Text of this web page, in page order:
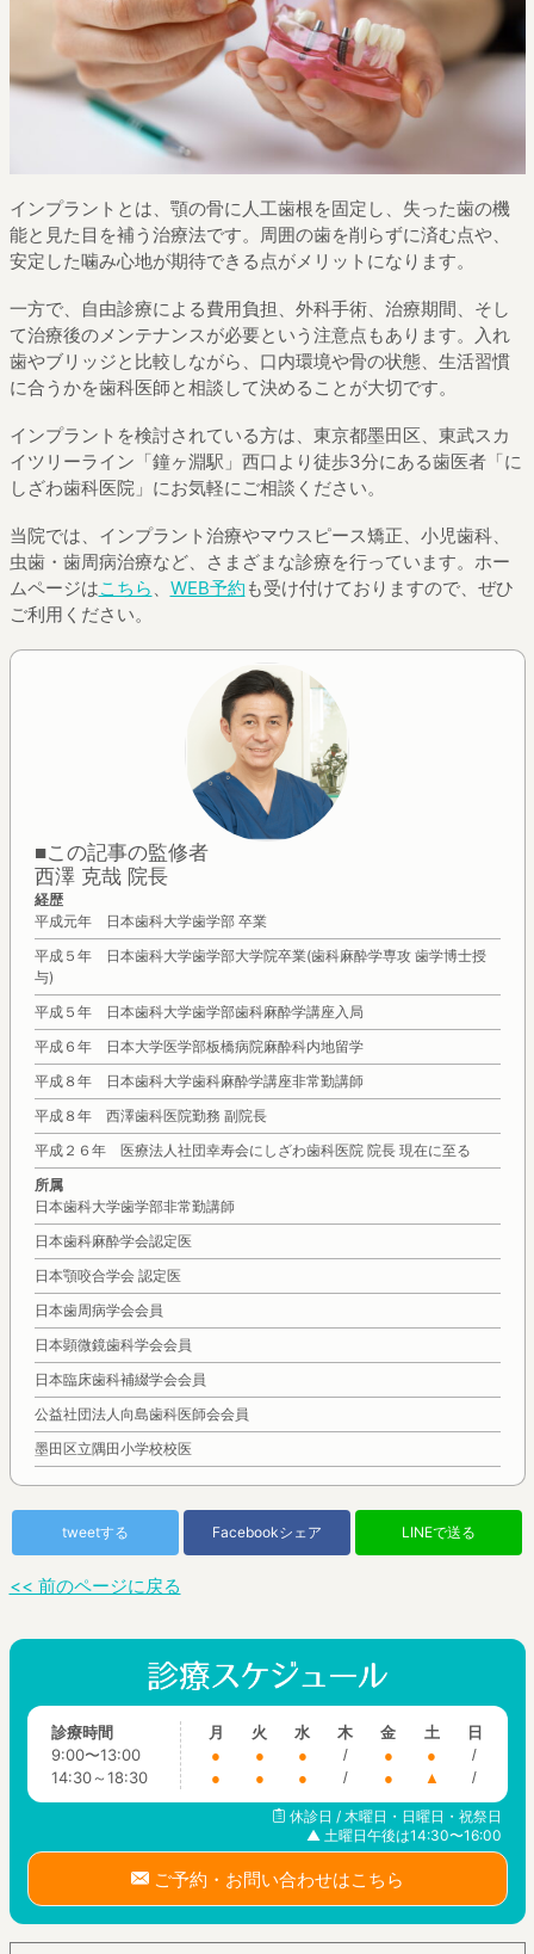
インプラントとは、顎の骨に人工歯根を固定し、失った歯の機
能と見た目を補う治療法です。周囲の歯を削らずに済む点や、
安定した噛み心地が期待できる点がメリットになります。
一方で、自由診療による費用負担、外科手術、治療期間、そし
て治療後のメンテナンスが必要という注意点もあります。入れ
歯やブリッジと比較しながら、口内環境や骨の状態、生活習慣
に合うかを歯科医師と相談して決めることが大切です。
インプラントを検討されている方は、東京都墨田区、東武スカ
イツリーライン「鐘ヶ淵駅」西口より徒歩3分にある歯医者「に
しざわ歯科医院」にお気軽にご相談ください。
当院では、インプラント治療やマウスピース矯正、小児歯科、
虫歯・歯周病治療など、さまざまな診療を行っています。ホー
ムページはこちら 、 WEB予約 も受け付けておりますので、ぜひ
ご利用ください。
■この記事の監修者
西澤 克哉 院長
経歴
平成元年 日本歯科大学歯学部 卒業
平成５年 日本歯科大学歯学部大学院卒業(歯科麻酔学専攻 歯学博士授
与)
平成５年 日本歯科大学歯学部歯科麻酔学講座入局
平成６年 日本大学医学部板橋病院麻酔科内地留学
平成８年 日本歯科大学歯科麻酔学講座非常勤講師
平成８年 西澤歯科医院勤務 副院長
平成２６年 医療法人社団幸寿会にしざわ歯科医院 院長 現在に至る
所属
日本歯科大学歯学部非常勤講師
日本歯科麻酔学会認定医
日本顎咬合学会 認定医
日本歯周病学会会員
日本顕微鏡歯科学会会員
日本臨床歯科補綴学会会員
公益社団法人向島歯科医師会会員
墨田区立隅田小学校校医
tweetする Facebookシェア LINEで送る
<< 前のページに戻る
診療時間
9:00〜13:00
14:30～18:30
月
●
●
火
●
●
水
●
●
木
/
/
金
●
●
土
●
▲
日
/
/
休診日 / 木曜日・日曜日・祝祭日
▲ 土曜日午後は14:30〜16:00
ご予約・お問い合わせはこちら